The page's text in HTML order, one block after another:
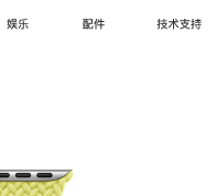
娱乐 配件 技术支持